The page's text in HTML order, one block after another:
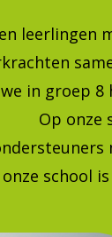
leerlingen
in groep
Op onze
school